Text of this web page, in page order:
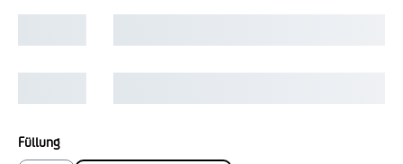
Füllungauswählen